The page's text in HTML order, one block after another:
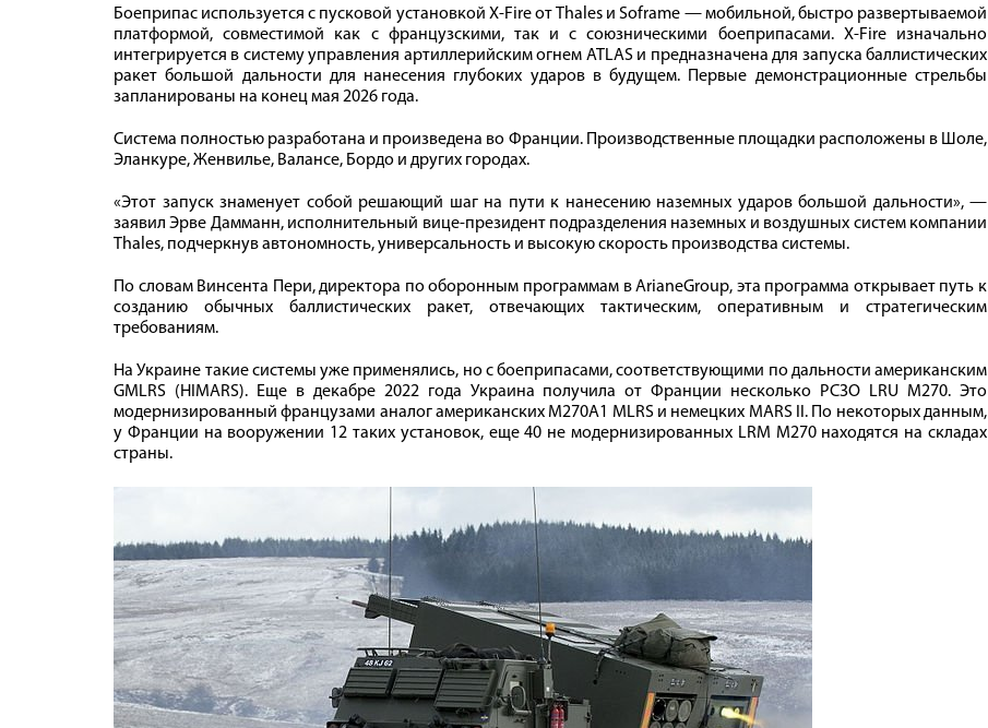
Боеприпас используется с пусковой установкой X-Fire от Thales и Soframe — мобильной, быстро развертываемой
платформой, совместимой как с французскими, так и с союзническими боеприпасами. X-Fire изначально
интегрируется в систему управления артиллерийским огнем ATLAS и предназначена для запуска баллистических
ракет большой дальности для нанесения глубоких ударов в будущем. Первые демонстрационные стрельбы
запланированы на конец мая 2026 года.
Система полностью разработана и произведена во Франции. Производственные площадки расположены в Шоле,
Эланкуре, Женвилье, Валансе, Бордо и других городах.
«Этот запуск знаменует собой решающий шаг на пути к нанесению наземных ударов большой дальности», —
заявил Эрве Дамманн, исполнительный вице-президент подразделения наземных и воздушных систем компании
Thales, подчеркнув автономность, универсальность и высокую скорость производства системы.
По словам Винсента Пери, директора по оборонным программам в ArianeGroup, эта программа открывает путь к
созданию обычных баллистических ракет, отвечающих тактическим, оперативным и стратегическим
требованиям.
На Украине такие системы уже применялись, но с боеприпасами, соответствующими по дальности американским
GMLRS (HIMARS). Еще в декабре 2022 года Украина получила от Франции несколько РСЗО LRU M270. Это
модернизированный французами аналог американских M270A1 MLRS и немецких MARS II. По некоторых данным,
у Франции на вооружении 12 таких установок, еще 40 не модернизированных LRM M270 находятся на складах
страны.